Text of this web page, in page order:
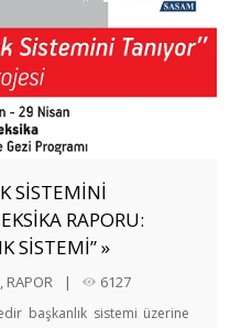
SİSTEMİNİ
RAPORU:
SİSTEMİ” »
, RAPOR | 6127
başkanlık sistemi üzerine